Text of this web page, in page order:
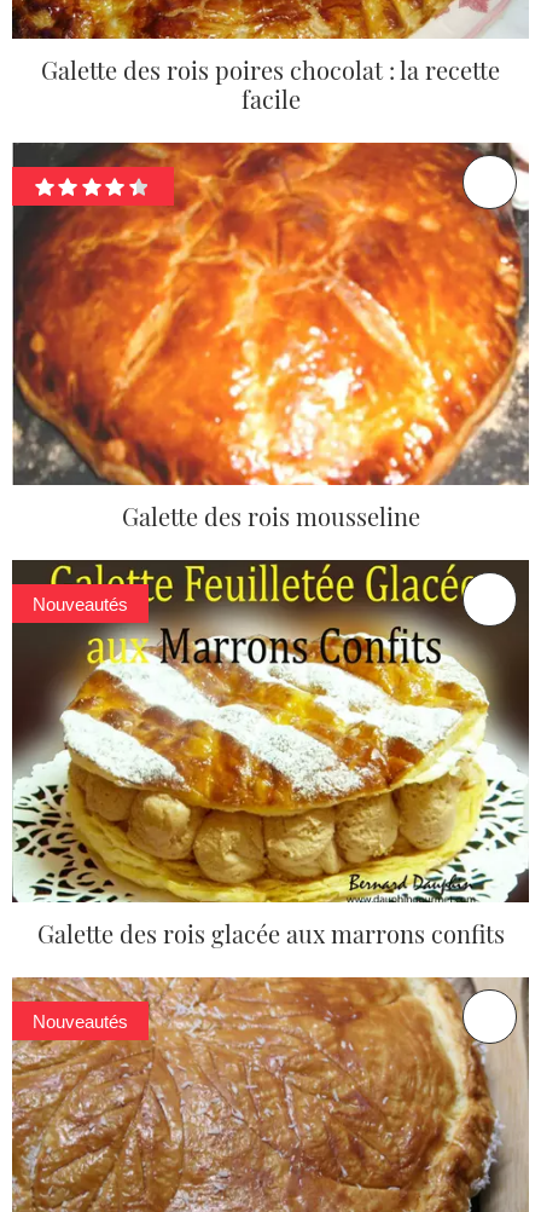
Galette des rois poires chocolat : la recette
facile
Galette des rois mousseline
Nouveautés
Galette des rois glacée aux marrons confits
Nouveautés